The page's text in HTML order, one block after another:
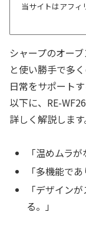
当サイトはアフィ
シャープのオー
と使い勝手で多
日常をサポート
以下に、RE-
詳しく解説します
「温めムラ
「多機能で
「デザイン
る。」